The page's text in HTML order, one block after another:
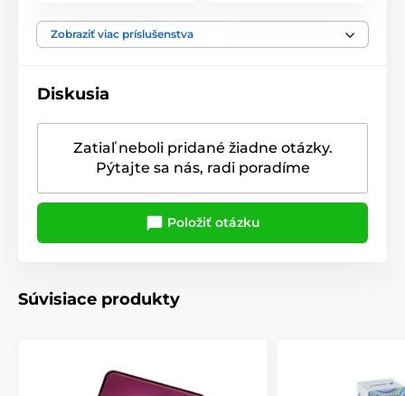
Zobraziť viac príslušenstva
Diskusia
Zatiaľ neboli pridané žiadne otázky.
Pýtajte sa nás, radi poradíme
Položiť otázku
Súvisiace produkty